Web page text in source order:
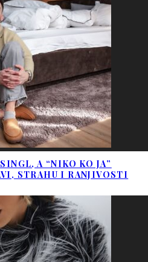
A “NIKO KO JA”
STRAHU I RANJIVOSTI